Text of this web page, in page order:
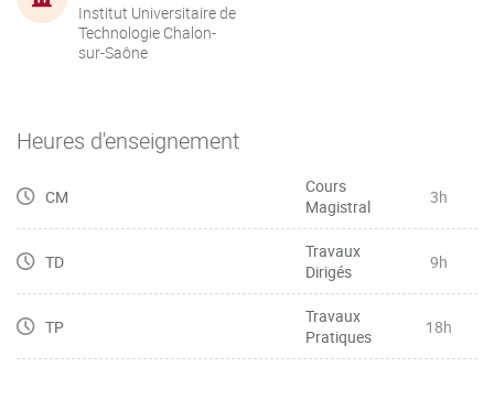
Institut Universitaire de
Technologie Chalon-
sur-Saône
Heures d'enseignement
CM
Cours
Magistral
3h
TD
Travaux
Dirigés
9h
TP
Travaux
Pratiques
18h